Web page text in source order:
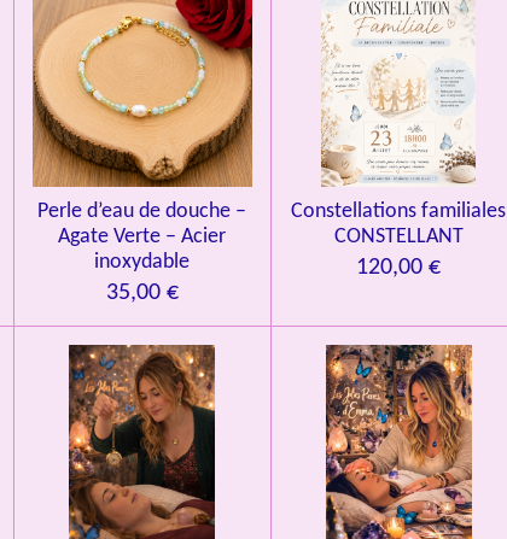
Perle d’eau de douche –
Agate Verte – Acier
inoxydable
35,00 €
Constellations familiales
CONSTELLANT
120,00 €